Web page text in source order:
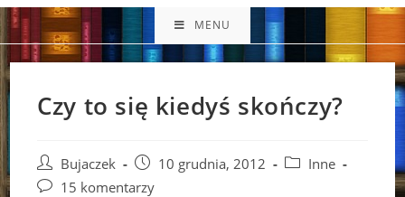
MENU
Czy to się kiedyś skończy?
Post
author:
Bujaczek
Post
published:
10 grudnia, 2012
PostInne
Post15 komentarzy